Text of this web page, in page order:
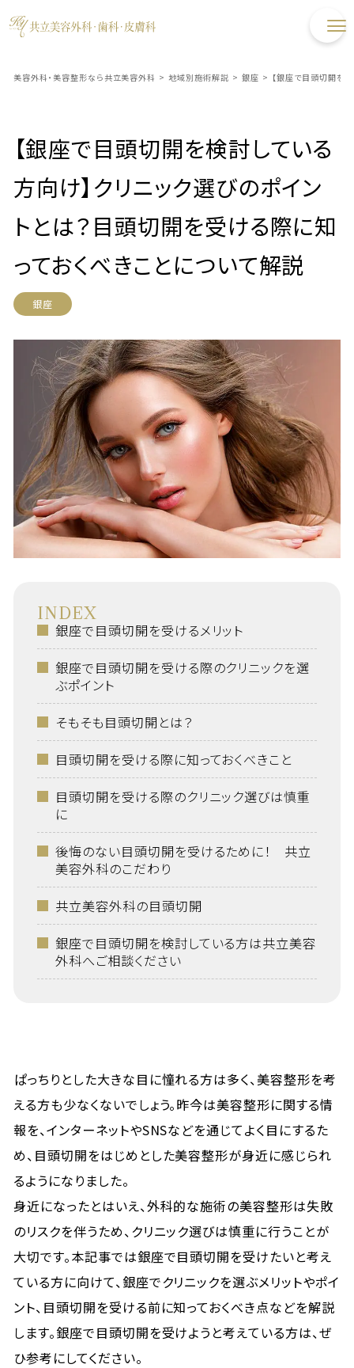
美容外科・美容整形なら共立美容外科 > 地域別施術解説 > 銀座 > 【銀座で目頭切開を
【銀座で目頭切開を検討している
方向け】クリニック選びのポイン
トとは？目頭切開を受ける際に知
っておくべきことについて解説
銀座
INDEX
銀座で目頭切開を受けるメリット
銀座で目頭切開を受ける際のクリニックを選
ぶポイント
そもそも目頭切開とは？
目頭切開を受ける際に知っておくべきこと
目頭切開を受ける際のクリニック選びは慎重
に
後悔のない目頭切開を受けるために！ 共立
美容外科のこだわり
共立美容外科の目頭切開
銀座で目頭切開を検討している方は共立美容
外科へご相談ください
ぱっちりとした大きな目に憧れる方は多く、美容整形を考
える方も少なくないでしょう。昨今は美容整形に関する情
報を、インターネットやSNSなどを通じてよく目にするた
め、目頭切開をはじめとした美容整形が身近に感じられ
るようになりました。
身近になったとはいえ、外科的な施術の美容整形は失敗
のリスクを伴うため、クリニック選びは慎重に行うことが
大切です。本記事では銀座で目頭切開を受けたいと考え
ている方に向けて、銀座でクリニックを選ぶメリットやポイ
ント、目頭切開を受ける前に知っておくべき点などを解説
します。銀座で目頭切開を受けようと考えている方は、ぜ
ひ参考にしてください。